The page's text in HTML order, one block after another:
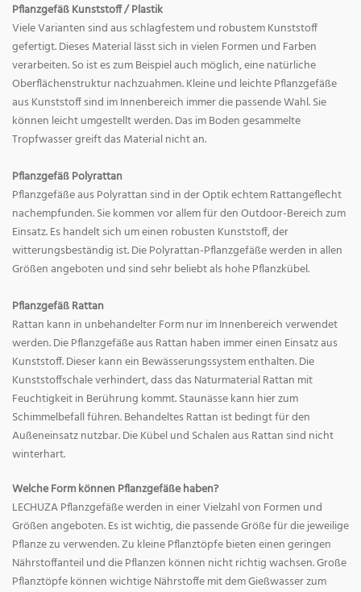
Pflanzgefäß Kunststoff / Plastik
Viele Varianten sind aus schlagfestem und robustem Kunststoff
gefertigt. Dieses Material lässt sich in vielen Formen und Farben
verarbeiten. So ist es zum Beispiel auch möglich, eine natürliche
Oberflächenstruktur nachzuahmen. Kleine und leichte Pflanzgefäße
aus Kunststoff sind im Innenbereich immer die passende Wahl. Sie
können leicht umgestellt werden. Das im Boden gesammelte
Tropfwasser greift das Material nicht an.
Pflanzgefäß Polyrattan
Pflanzgefäße aus Polyrattan sind in der Optik echtem Rattangeflecht
nachempfunden. Sie kommen vor allem für den Outdoor-Bereich zum
Einsatz. Es handelt sich um einen robusten Kunststoff, der
witterungsbeständig ist. Die Polyrattan-Pflanzgefäße werden in allen
Größen angeboten und sind sehr beliebt als hohe Pflanzkübel.
Pflanzgefäß Rattan
Rattan kann in unbehandelter Form nur im Innenbereich verwendet
werden. Die Pflanzgefäße aus Rattan haben immer einen Einsatz aus
Kunststoff. Dieser kann ein Bewässerungssystem enthalten. Die
Kunststoffschale verhindert, dass das Naturmaterial Rattan mit
Feuchtigkeit in Berührung kommt. Staunässe kann hier zum
Schimmelbefall führen. Behandeltes Rattan ist bedingt für den
Außeneinsatz nutzbar. Die Kübel und Schalen aus Rattan sind nicht
winterhart.
Welche Form können Pflanzgefäße haben?
LECHUZA Pflanzgefäße werden in einer Vielzahl von Formen und
Größen angeboten. Es ist wichtig, die passende Größe für die jeweilige
Pflanze zu verwenden. Zu kleine Pflanztöpfe bieten einen geringen
Nährstoffanteil und die Pflanzen können nicht richtig wachsen. Große
Pflanztöpfe können wichtige Nährstoffe mit dem Gießwasser zum